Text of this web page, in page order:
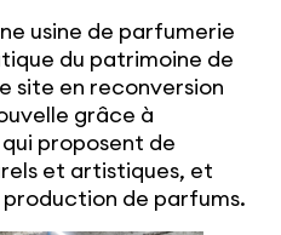
usine de parfumerie
du patrimoine de
site en reconversion
grâce à
proposent de
et artistiques, et
production de parfums.